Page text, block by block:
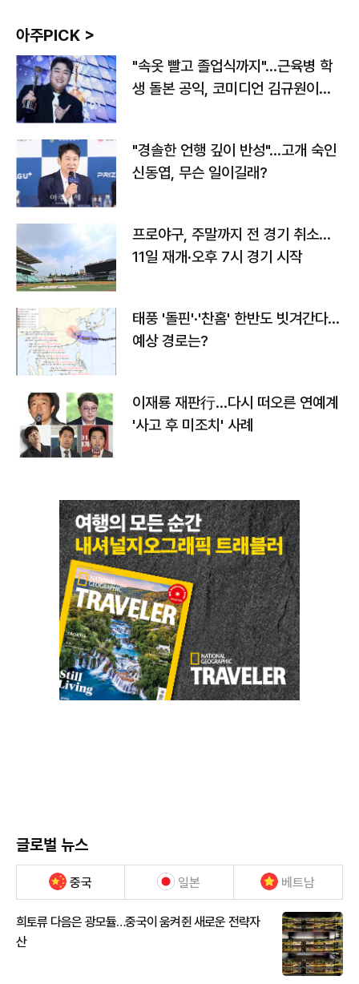
아주PICK >
"속옷 빨고 졸업식까지"…근육병 학
생 돌본 공익, 코미디언 김규원이었
"경솔한 언행 깊이 반성"…고개 숙인
신동엽, 무슨 일이길래?
프로야구, 주말까지 전 경기 취소…
11일 재개·오후 7시 경기 시작
태풍 '돌핀'·'찬홈' 한반도 빗겨간다…
예상 경로는?
이재룡 재판行…다시 떠오른 연예계
'사고 후 미조치' 사례
글로벌 뉴스
중국 일본 베트남
희토류 다음은 광모듈…중국이 움켜쥔 새로운 전략자
산